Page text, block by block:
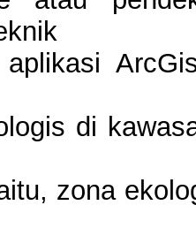
di
zona